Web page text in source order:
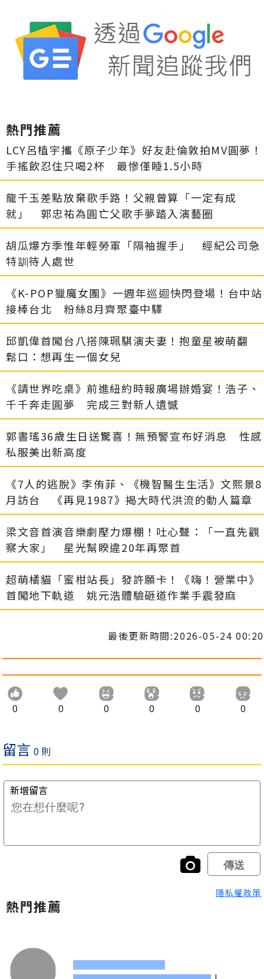
熱門推薦
LCY呂植宇攜《原子少年》好友赴倫敦拍MV圓夢！
手搖飲忍住只喝2杯 最慘僅睡1.5小時
龍千玉差點放棄歌手路！父親曾算「一定有成
就」 郭忠祐為圓亡父歌手夢踏入演藝圈
胡瓜爆方季惟年輕勞軍「隔袖握手」 經紀公司急
特訓待人處世
《K-POP獵魔女團》一週年巡迴快閃登場！台中站
接棒台北 粉絲8月齊聚臺中驛
邱凱偉首闖台八搭陳珮騏演夫妻！抱童星被萌翻
鬆口：想再生一個女兒
《請世界吃桌》前進紐約時報廣場辦婚宴！浩子、
千千奔走圓夢 完成三對新人遺憾
郭書瑤36歲生日送驚喜！無預警宣布好消息 性感
私服美出新高度
《7人的逃脫》李侑菲、《機智醫生生活》文熙景8
月訪台 《再見1987》揭大時代洪流的動人篇章
梁文音首演音樂劇壓力爆棚！吐心聲：「一直先觀
察大家」 星光幫睽違20年再聚首
超萌橘貓「蜜柑站長」發許願卡！《嗨！營業中》
首闖地下軌道 姚元浩體驗砸道作業手震發麻
最後更新時間:2026-05-24 00:20
0 0 0 0 0 0
隱私權政策
熱門推薦